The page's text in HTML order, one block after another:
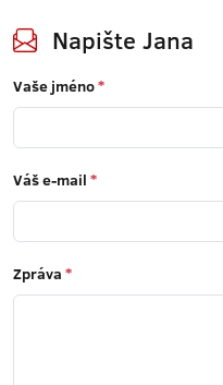
Napište Jana
Vaše jméno*
Váš e-mail *
Zpráva *